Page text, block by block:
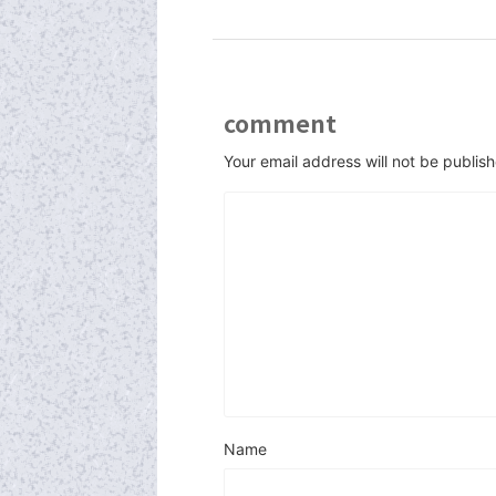
comment
Your email address will not be
Name